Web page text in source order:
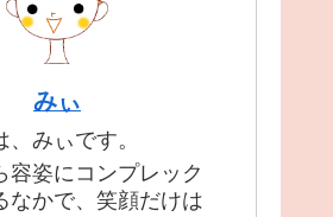
みぃ
、みぃです。
容姿にコンプレック
なかで、笑顔だけは